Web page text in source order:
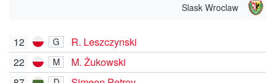
Slask Wroclaw
12 G
R. Leszczynski
22
M
M. Żukowski